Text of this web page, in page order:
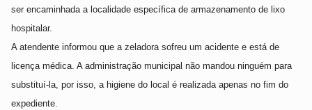
ser encaminhada a localidade específica de armazenamento de lixo
hospitalar.
A atendente informou que a zeladora sofreu um acidente e está de
licença médica. A administração municipal não mandou ninguém para
substituí-la, por isso, a higiene do local é realizada apenas no fim do
expediente.